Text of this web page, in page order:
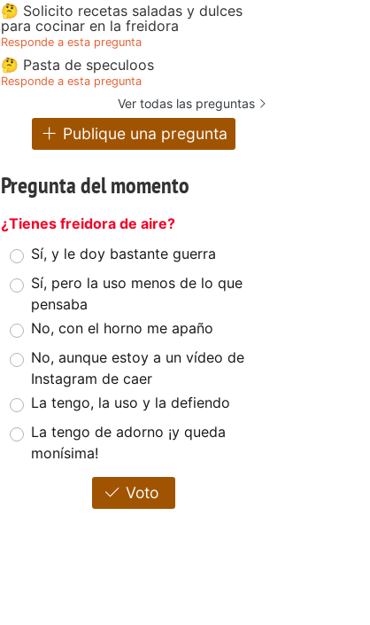
🤔 Solicito recetas saladas y dulces
para cocinar en la freidora
Responde a esta pregunta
🤔 Pasta de speculoos
Responde a esta pregunta
Ver todas las preguntas
Publique una pregunta
Pregunta del momento
¿Tienes freidora de aire?
Sí, y le doy bastante guerra
Sí, pero la uso menos de lo que
pensaba
No, con el horno me apaño
No, aunque estoy a un vídeo de
Instagram de caer
La tengo, la uso y la defiendo
La tengo de adorno ¡y queda
monísima!
Voto